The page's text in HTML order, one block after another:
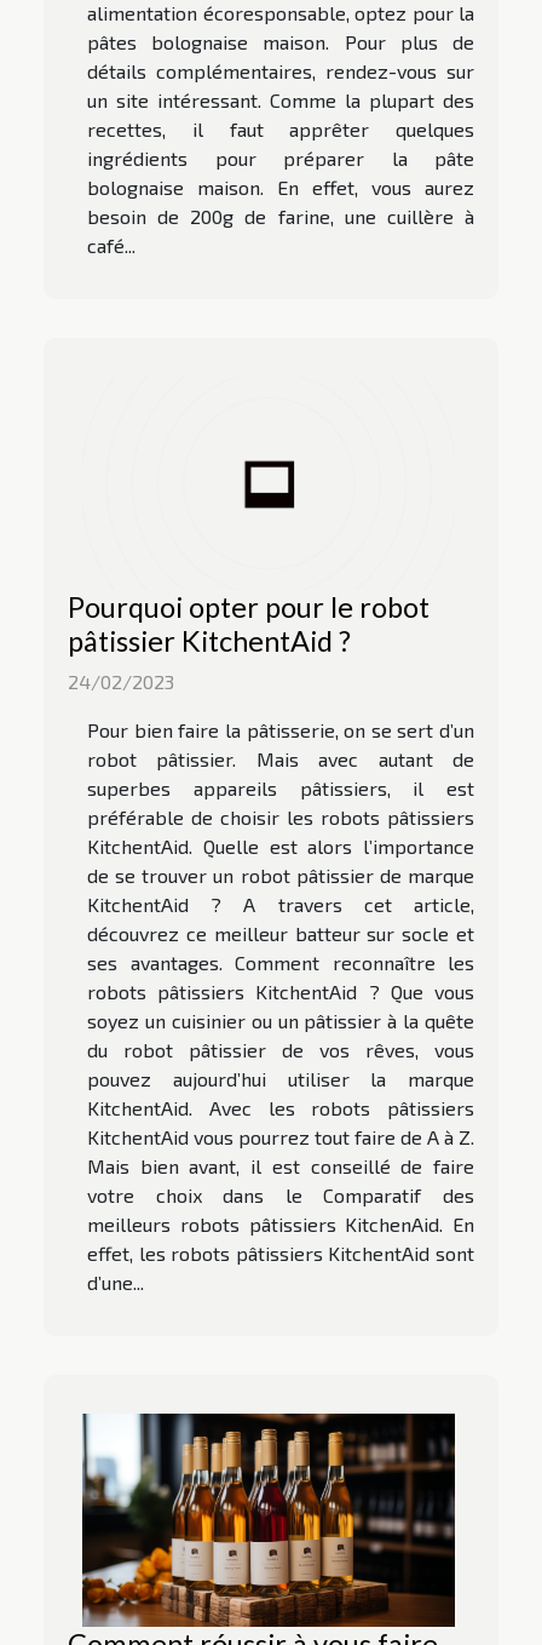
alimentation écoresponsable, optez pour la
pâtes bolognaise maison. Pour plus de
détails complémentaires, rendez-vous sur
un site intéressant. Comme la plupart des
recettes, il faut apprêter quelques
ingrédients pour préparer la pâte
bolognaise maison. En effet, vous aurez
besoin de 200g de farine, une cuillère à
café...
Pourquoi opter pour le robot
pâtissier KitchentAid ?
24/02/2023
Pour bien faire la pâtisserie, on se sert d’un
robot pâtissier. Mais avec autant de
superbes appareils pâtissiers, il est
préférable de choisir les robots pâtissiers
KitchentAid. Quelle est alors l’importance
de se trouver un robot pâtissier de marque
KitchentAid ? A travers cet article,
découvrez ce meilleur batteur sur socle et
ses avantages. Comment reconnaître les
robots pâtissiers KitchentAid ? Que vous
soyez un cuisinier ou un pâtissier à la quête
du robot pâtissier de vos rêves, vous
pouvez aujourd’hui utiliser la marque
KitchentAid. Avec les robots pâtissiers
KitchentAid vous pourrez tout faire de A à Z.
Mais bien avant, il est conseillé de faire
votre choix dans le Comparatif des
meilleurs robots pâtissiers KitchenAid. En
effet, les robots pâtissiers KitchentAid sont
d’une...